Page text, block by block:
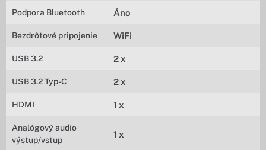
Podpora Bluetooth Áno
Bezdrôtové pripojenie WiFi
USB 3.2 2 x
USB 3.2 Typ-C 2 x
HDMI 1 x
Analógový audio
výstup/vstup
1 x